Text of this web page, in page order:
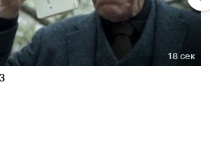
18 сек
18 сек